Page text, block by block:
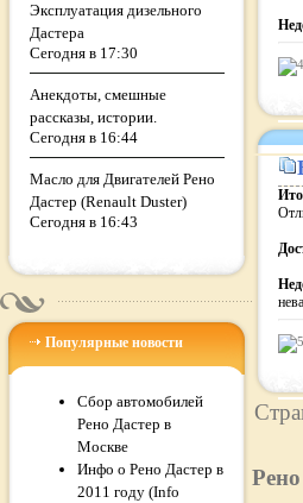
Эксплуатация дизельного
Дастера
Сегодня в 17:30
Анекдоты, смешные
рассказы, истории.
Сегодня в 16:44
Масло для Двигателей Рено
Дастер (Renault Duster)
Сегодня в 16:43
Популярные новости
Сбор автомобилей
Рено Дастер в
Москве
Инфо о Рено Дастер в
2011 году (Info